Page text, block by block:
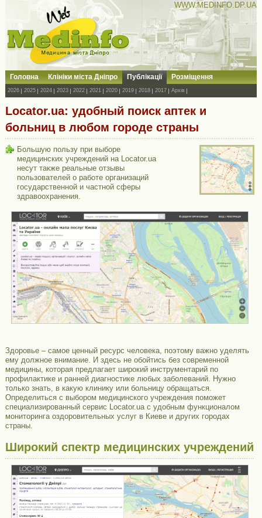
WWW.MEDINFO.DP.UA
Головна Клініки міста Дніпро Публікації Розміщення
2026 2025 2024 2023 2022 2021 2020 2019 2018 2017 Архів
Locator.ua: удобный поиск аптек и
больниц в любом городе страны
Большую пользу при выборе
медицинских учреждений на Locator.ua
несут также реальные отзывы
пользователей о работе организаций
государственной и частной сферы
здравоохранения.
Здоровье – самое ценный ресурс человека, поэтому важно уделять
ему должное внимание. И здесь не обойтись без современной
медицины, которая предлагает широкий инструментарий по
профилактике и ранней диагностике любых заболеваний. Нужно
только знать, в какую клинику или больницу обращаться.
Определиться с выбором медицинского учреждения поможет
специализированный сервис Locator.ua с удобным функционалом
мониторинга оздоровительных услуг в Киеве и других городах
страны.
Широкий спектр медицинских учреждений